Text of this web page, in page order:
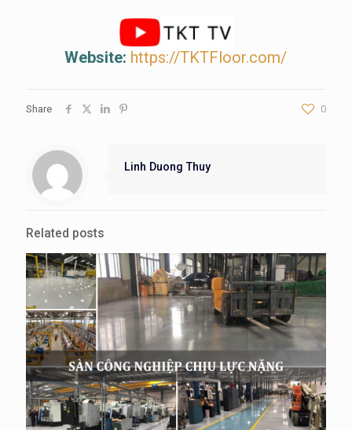
Website: https://TKTFloor.com/
Share 0
Linh Duong Thuy
Related posts